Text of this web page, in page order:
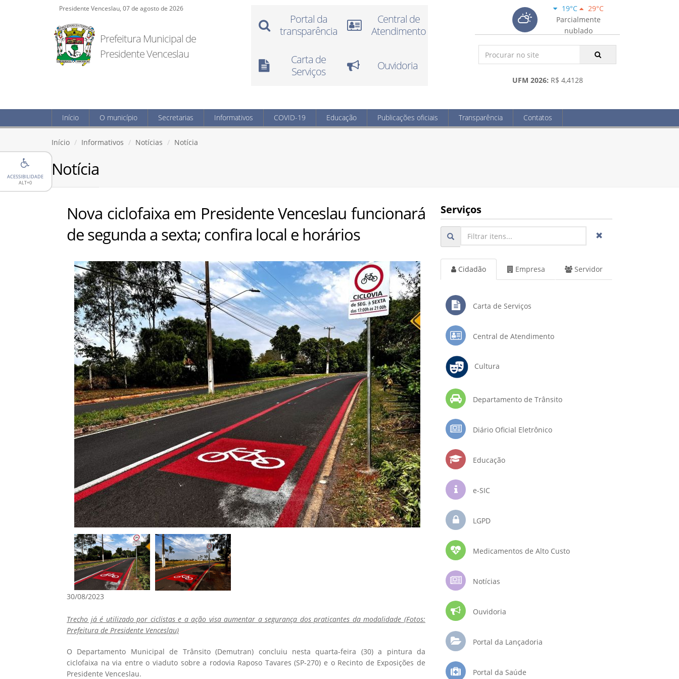
ACESSIBILIDADE
ALT+0
Presidente Venceslau, 07 de agosto de 2026
Prefeitura Municipal de
Presidente Venceslau
Portal da
transparência
Central de
Atendimento
Carta de
Serviços
Ouvidoria
19°C
29°C
Parcialmente
nublado
UFM 2026: R$ 4,4128
Início O município Secretarias Informativos COVID-19 Educação Publicações oficiais Transparência Contatos
Início Informativos Notícias Notícia
Notícia
Nova ciclofaixa em Presidente Venceslau funcionará
de segunda a sexta; confira local e horários
30/08/2023
Trecho já é utilizado por ciclistas e a ação visa aumentar a segurança dos praticantes da modalidade (Fotos:
Prefeitura de Presidente Venceslau)
O Departamento Municipal de Trânsito (Demutran) concluiu nesta quarta-feira (30) a pintura da
ciclofaixa na via entre o viaduto sobre a rodovia Raposo Tavares (SP-270) e o Recinto de Exposições de
Presidente Venceslau.
Serviços
Cidadão Empresa Servidor
Carta de Serviços
Central de Atendimento
Cultura
Departamento de Trânsito
Diário Oficial Eletrônico
Educação
e-SIC
LGPD
Medicamentos de Alto Custo
Notícias
Ouvidoria
Portal da Lançadoria
Portal da Saúde